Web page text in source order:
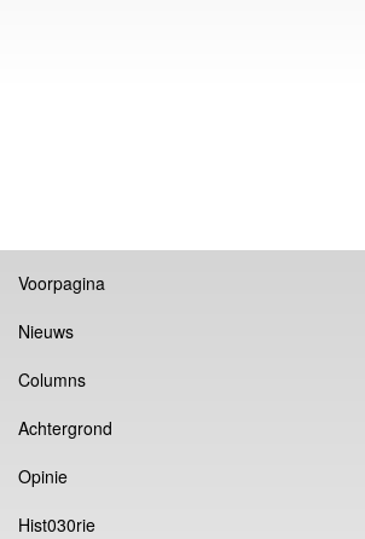
Voorpagina
Nieuws
Columns
Achtergrond
Opinie
Hist030rie